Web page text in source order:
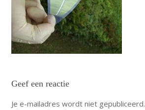
Geef een reactie
Je e-mailadres wordt niet gepubliceerd.